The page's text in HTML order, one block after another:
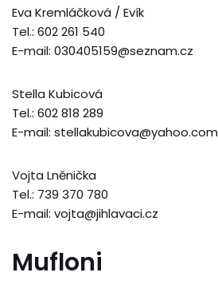
Eva Kremláčková / Evík
Tel.: 602 261 540
E-mail: 030405159@seznam.cz
Stella Kubicová
Tel.: 602 818 289
E-mail: stellakubicova@yahoo.com
Vojta Lněnička
Tel.: 739 370 780
E-mail: vojta@jihlavaci.cz
Mufloni